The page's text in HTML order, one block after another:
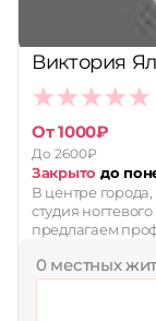
Виктория
От 1000₽
До 2600₽
Закрыто до
В центре
студия
предлагаем
0 местных